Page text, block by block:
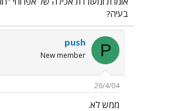
בעיה?
P
push
New member
26/4/04
ממש לא.